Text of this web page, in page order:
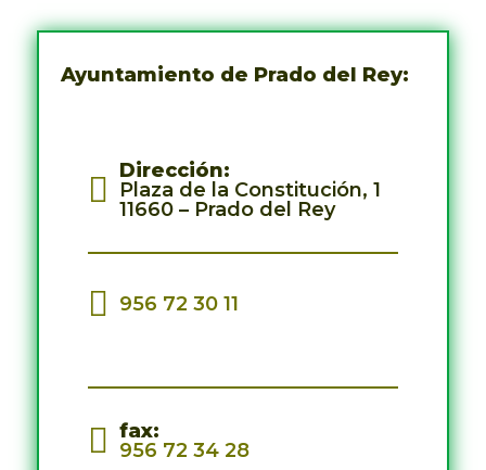
Ayuntamiento de Prado del Rey:
Dirección:
Plaza de la Constitución, 1
11660 – Prado del Rey
956 72 30 11
fax:
956 72 34 28